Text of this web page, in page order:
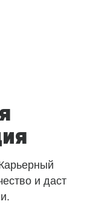
и даст